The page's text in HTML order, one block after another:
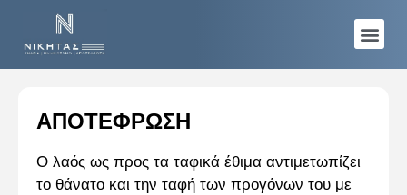
ΑΠΟΤΕΦΡΩΣΗ
Ο λαός ως προς τα ταφικά έθιμα αντιμετωπίζει
το θάνατο και την ταφή των προγόνων του με